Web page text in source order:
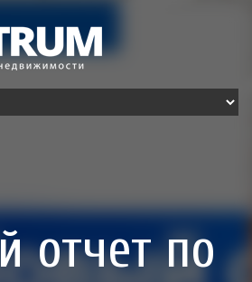
отчет по